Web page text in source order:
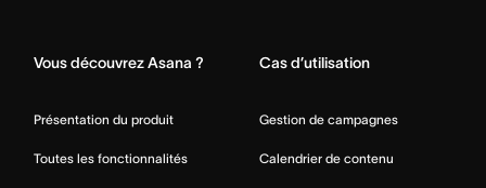
Vous découvrez Asana ?
Présentation du produit
Toutes les fonctionnalités
Cas d’utilisation
Gestion de campagnes
Calendrier de contenu